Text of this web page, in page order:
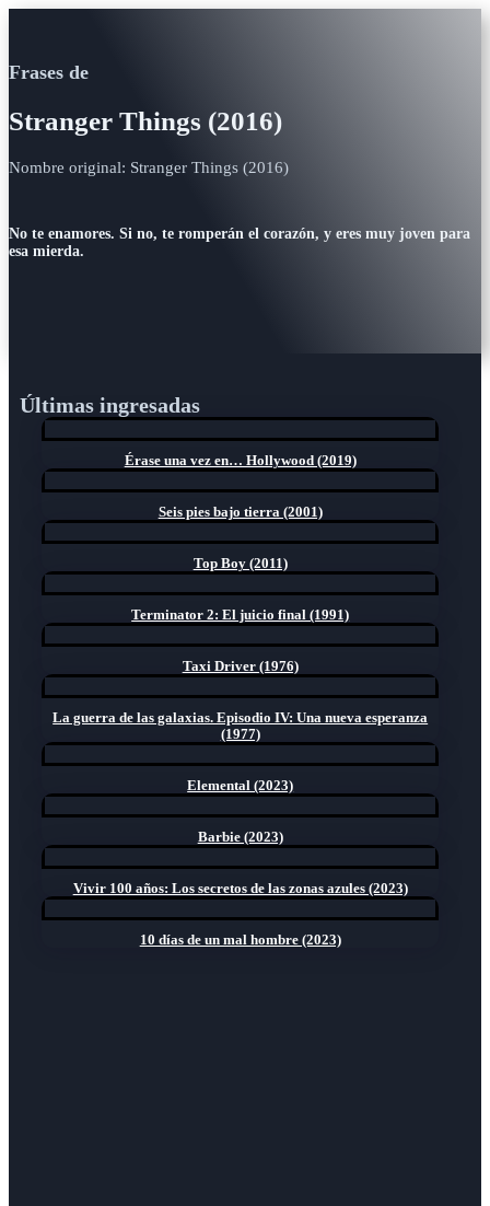
Frases de
Stranger Things (2016)
Nombre original: Stranger Things (2016)
No te enamores. Si no, te romperán el corazón, y eres muy joven para
esa mierda.
Últimas ingresadas
Érase una vez en… Hollywood (2019)
Seis pies bajo tierra (2001)
Top Boy (2011)
Terminator 2: El juicio final (1991)
Taxi Driver (1976)
La guerra de las galaxias. Episodio IV: Una nueva esperanza
(1977)
Elemental (2023)
Barbie (2023)
Vivir 100 años: Los secretos de las zonas azules (2023)
10 días de un mal hombre (2023)